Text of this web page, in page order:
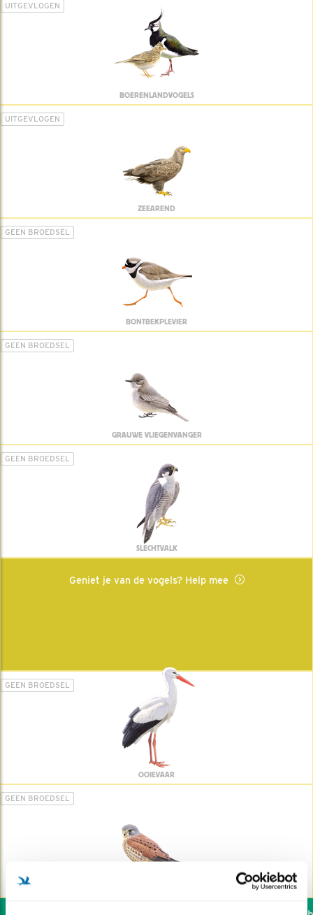
UITGEVLOGEN
BOERENLANDVOGELS
UITGEVLOGEN
ZEEAREND
GEEN BROEDSEL
BONTBEKPLEVIER
GEEN BROEDSEL
GRAUWE VLIEGENVANGER
GEEN BROEDSEL
SLECHTVALK
Geniet je van de vogels? Help mee
GEEN BROEDSEL
OOIEVAAR
GEEN BROEDSEL